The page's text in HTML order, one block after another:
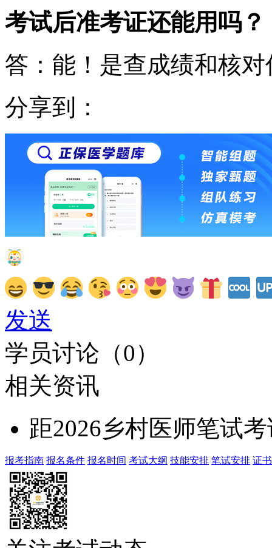
考试后准考证还能用吗？
答：能！是查成绩和核
分享到：
发送
学员讨论（0）
相关资讯
距2026乡村医师笔试
报考指南 报名条件 报名时间 考试大纲 技能安排 笔试安排 证